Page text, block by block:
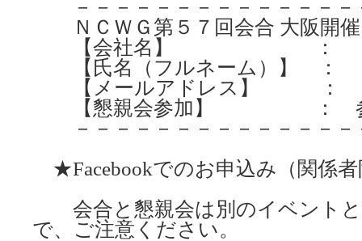
－－－－－－－－－－－－－－
ＮＣＷＧ第５７回会合 大阪開催
【会社名】 ：
【氏名（フルネーム）】 ：
【メールアドレス】 ：
【懇親会参加】 ： 参
－－－－－－－－－－－－－－
★Facebookでのお申込み（関係者
会合と懇親会は別のイベントと
で、ご注意ください。